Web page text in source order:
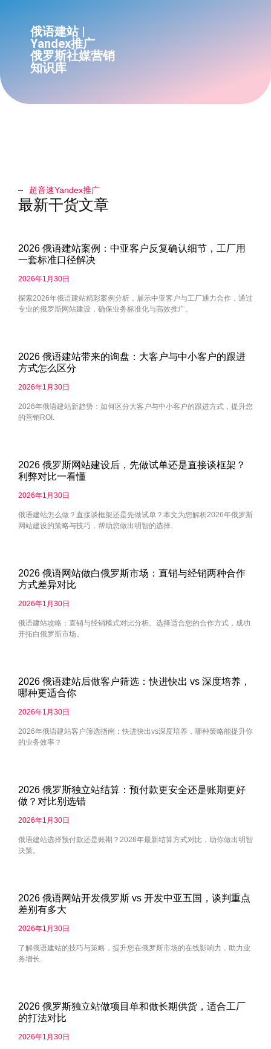
俄语建站 |
Yandex推广
俄罗斯社媒营销
知识库
超音速Yandex推广​
最新干货文章
2026 俄语建站案例：中亚客户反复确认细节，工厂用
一套标准口径解决
2026年1月30日
探索2026年俄语建站精彩案例分析，展示中亚客户与工厂通力合作，通过
专业的俄罗斯网站建设，确保业务标准化与高效推广。
2026 俄语建站带来的询盘：大客户与中小客户的跟进
方式怎么区分
2026年1月30日
2026年俄语建站新趋势：如何区分大客户与中小客户的跟进方式，提升您
的营销ROI.
2026 俄罗斯网站建设后，先做试单还是直接谈框架？
利弊对比一看懂
2026年1月30日
俄语建站怎么做？直接谈框架还是先做试单？本文为您解析2026年俄罗斯
网站建设的策略与技巧，帮助您做出明智的选择.
2026 俄语网站做白俄罗斯市场：直销与经销两种合作
方式差异对比
2026年1月30日
俄语建站攻略：直销与经销模式对比分析。选择适合您的合作方式，成功
开拓白俄罗斯市场。
2026 俄语建站后做客户筛选：快进快出 vs 深度培养，
哪种更适合你
2026年1月30日
2026年俄语建站客户筛选指南：快进快出vs深度培养，哪种策略能提升你
的业务效率？
2026 俄罗斯独立站结算：预付款更安全还是账期更好
做？对比别选错
2026年1月30日
俄语建站选择预付款还是账期？2026年最新结算方式对比，助你做出明智
决策。
2026 俄语网站开发俄罗斯 vs 开发中亚五国，谈判重点
差别有多大
2026年1月30日
了解俄语建站的技巧与策略，提升您在俄罗斯市场的在线影响力，助力业
务增长.
2026 俄罗斯独立站做项目单和做长期供货，适合工厂
的打法对比
2026年1月30日